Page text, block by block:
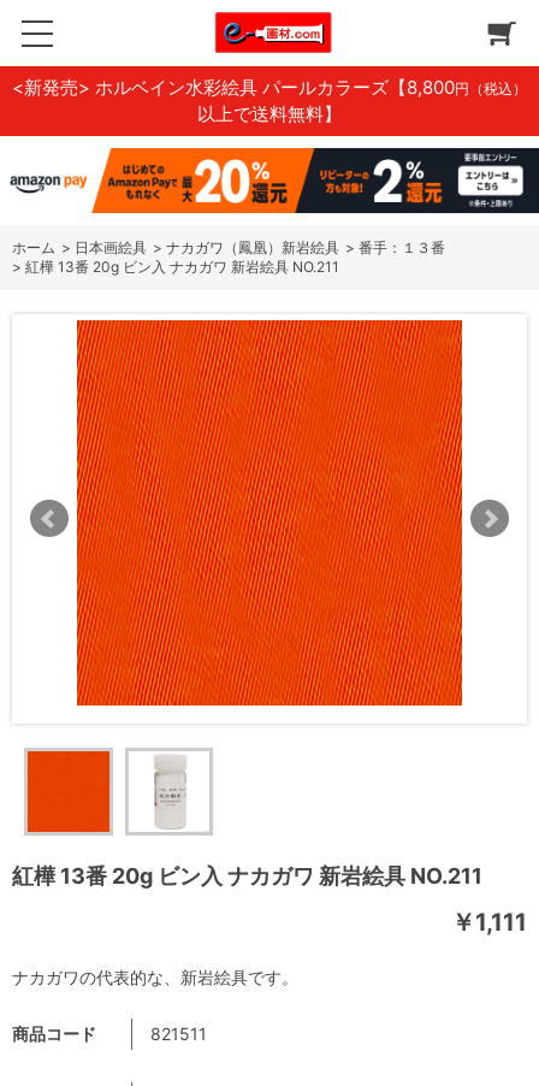
<新発売> ホルベイン水彩絵具 パールカラーズ 【8,800円（税込）
以上で送料無料】
ホーム > 日本画絵具 > ナカガワ（鳳凰）新岩絵具 > 番手：１３番
> 紅樺 13番 20g ビン入 ナカガワ 新岩絵具 NO.211
紅樺 13番 20g ビン入 ナカガワ 新岩絵具 NO.211
￥1,111
商品コード 821511
ナカガワの代表的な、新岩絵具です。